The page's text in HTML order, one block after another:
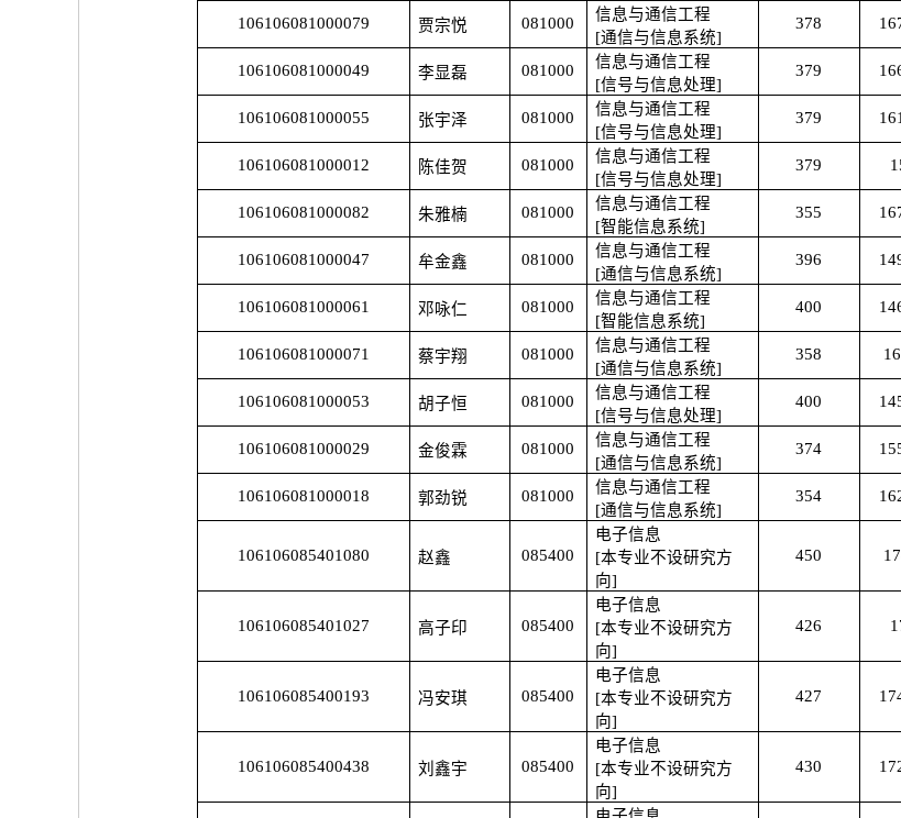
106106081000079 贾宗悦 081000
信息与通信工程
[通信与信息系统]
378
106106081000049 李显磊 081000
信息与通信工程
[信号与信息处理]
379
106106081000055 张宇泽 081000
信息与通信工程
[信号与信息处理]
379
106106081000012 陈佳贺 081000
信息与通信工程
[信号与信息处理]
379
106106081000082 朱雅楠 081000
信息与通信工程
[智能信息系统]
355
106106081000047 牟金鑫 081000
信息与通信工程
[通信与信息系统]
396
106106081000061 邓咏仁 081000
信息与通信工程
[智能信息系统]
400
106106081000071 蔡宇翔 081000
信息与通信工程
[通信与信息系统]
358
106106081000053 胡子恒 081000
信息与通信工程
[信号与信息处理]
400
106106081000029 金俊霖 081000
信息与通信工程
[通信与信息系统]
374
106106081000018 郭劲锐 081000
信息与通信工程
[通信与信息系统]
354
106106085401080 赵鑫 085400
电子信息
[本专业不设研究方
向]
450
106106085401027 高子印 085400
电子信息
[本专业不设研究方
向]
426
106106085400193 冯安琪 085400
电子信息
[本专业不设研究方
向]
427
106106085400438 刘鑫宇 085400
电子信息
[本专业不设研究方
向]
430